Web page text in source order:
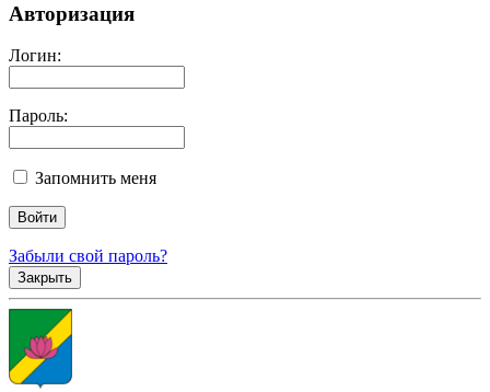
Авторизация
Логин:
Пароль:
Запомнить меня
Забыли свой пароль?
Закрыть